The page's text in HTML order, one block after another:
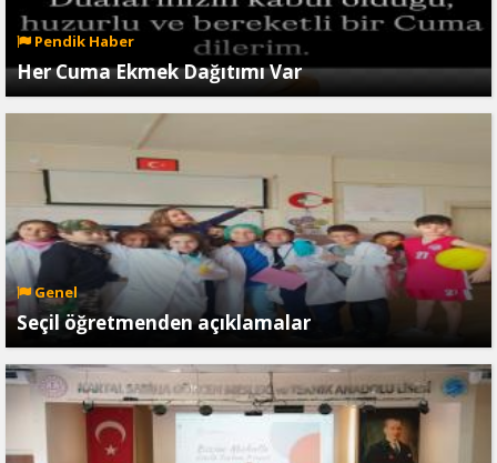
Pendik Haber
Her Cuma Ekmek Dağıtımı Var
Genel
Seçil öğretmenden açıklamalar